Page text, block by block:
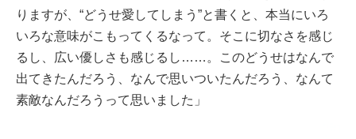
りますが、“どうせ愛してしまう”と書くと、本当にいろ
いろな意味がこもってくるなって。そこに切なさを感じ
るし、広い優しさも感じるし……。このどうせはなんで
出てきたんだろう、なんで思いついたんだろう、なんて
素敵なんだろうって思いました」